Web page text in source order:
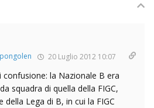
pongolen 20 Luglio 2012 10:07
la Nazionale B era
squadra di quella della FIGC,
della Lega di B, in cui la FIGC